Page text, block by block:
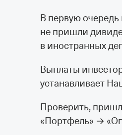
В первую
не пришли
в иностранных
Выплаты
устанавливает
Проверить,
«Портфель» →